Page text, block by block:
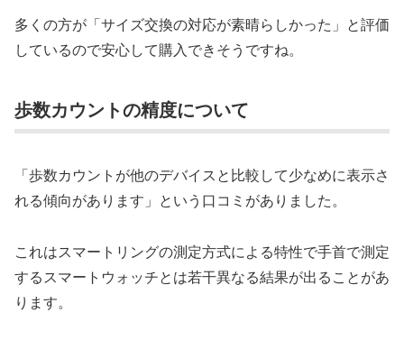
多くの方が「サイズ交換の対応が素晴らしかった」と評価
しているので安心して購入できそうですね。
歩数カウントの精度について
「歩数カウントが他のデバイスと比較して少なめに表示さ
れる傾向があります」という口コミがありました。
これはスマートリングの測定方式による特性で手首で測定
するスマートウォッチとは若干異なる結果が出ることがあ
ります。